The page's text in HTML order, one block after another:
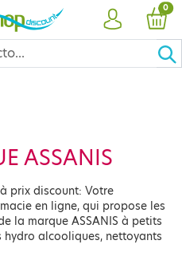
CUENTA
0
ASSANIS
à prix discount: Votre
en ligne, qui propose les
la marque ASSANIS à petits
hydro alcooliques, nettoyants